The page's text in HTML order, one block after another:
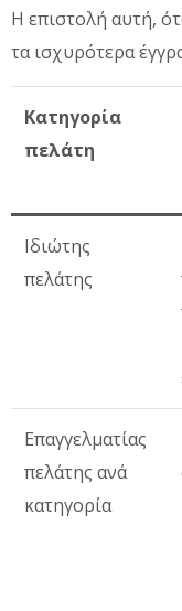
Η επιστολή αυτή,
τα ισχυρότερα
Κατηγορία
πελάτη
Ιδιώτης
πελάτης
Επαγγελματίας
πελάτης ανά
κατηγορία